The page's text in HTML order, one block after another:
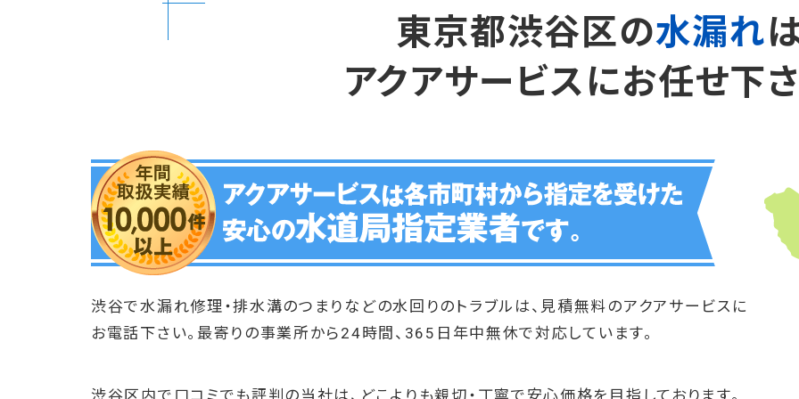
東京都渋谷区の水漏れ
アクアサービスにお任せ下さ
渋谷で水漏れ修理・排水溝のつまりなどの水回りのトラブルは、見積無料のアクアサービスに
お電話下さい。最寄りの事業所から24時間、365日年中無休で対応しています。
渋谷区内で口コミでも評判の当社は、どこよりも親切・丁寧で安心価格を目指しております。